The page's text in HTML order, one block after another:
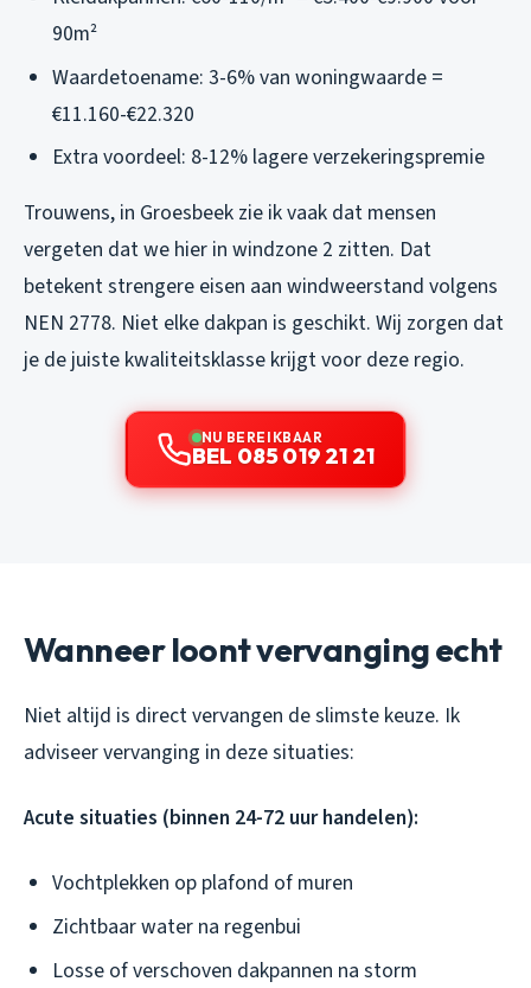
90m²
Waardetoename: 3-6% van woningwaarde =
€11.160-€22.320
Extra voordeel: 8-12% lagere verzekeringspremie
Trouwens, in Groesbeek zie ik vaak dat mensen
vergeten dat we hier in windzone 2 zitten. Dat
betekent strengere eisen aan windweerstand volgens
NEN 2778. Niet elke dakpan is geschikt. Wij zorgen dat
je de juiste kwaliteitsklasse krijgt voor deze regio.
NU BEREIKBAAR
BEL 085 019 21 21
Wanneer loont vervanging echt
Niet altijd is direct vervangen de slimste keuze. Ik
adviseer vervanging in deze situaties:
Acute situaties (binnen 24-72 uur handelen):
Vochtplekken op plafond of muren
Zichtbaar water na regenbui
Losse of verschoven dakpannen na storm